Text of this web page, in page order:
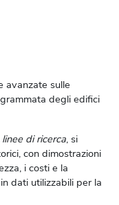
avanzate sulle
degli edifici
di ricerca, si
con dimostrazioni
i costi e la
dati utilizzabili per la